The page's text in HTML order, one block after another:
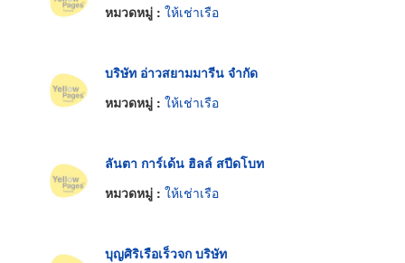
หมวดหมู่ : ให้เช่าเรือ
บริษัท อ่าวสยามมารีน จำกัด
หมวดหมู่ : ให้เช่าเรือ
ลันตา การ์เด้น ฮิลล์ สปีดโบท
หมวดหมู่ : ให้เช่าเรือ
บุญศิริเรือเร็วจก บริษัท